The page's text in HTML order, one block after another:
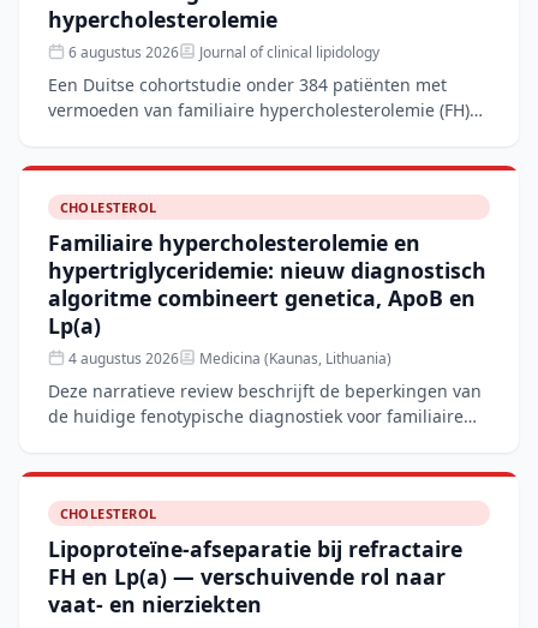
hypercholesterolemie
6 augustus 2026 Journal of clinical lipidology
Een Duitse cohortstudie onder 384 patiënten met
vermoeden van familiaire hypercholesterolemie (FH)
CHOLESTEROL
Familiaire hypercholesterolemie en
hypertriglyceridemie: nieuw diagnostisch
algoritme combineert genetica, ApoB en
Lp(a)
4 augustus 2026 Medicina (Kaunas, Lithuania)
Deze narratieve review beschrijft de beperkingen van
de huidige fenotypische diagnostiek voor familiaire
CHOLESTEROL
Lipoproteïne-afseparatie bij refractaire
FH en Lp(a) — verschuivende rol naar
vaat- en nierziekten